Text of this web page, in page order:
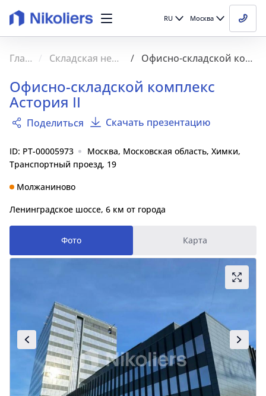
RU Москва
Главная Складская недвижимость Офисно-складской комплекс Астория II
Офисно-складской комплекс
Астория II
Поделиться Скачать презентацию
ID: PT-00005973
Москва, Московская область, Химки,
Транспортный проезд, 19
Молжаниново
Ленинградское шоссе, 6 км от города
Фото Карта